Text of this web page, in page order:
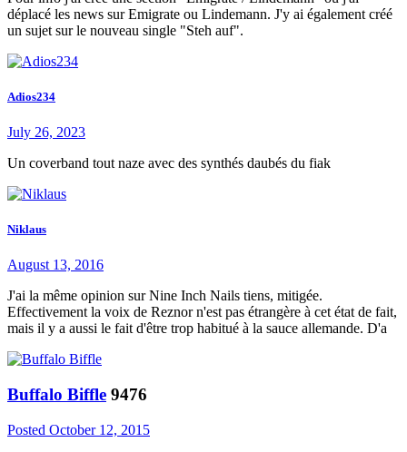
déplacé les news sur Emigrate ou Lindemann. J'y ai également créé
un sujet sur le nouveau single "Steh auf".
Adios234
July 26, 2023
Un coverband tout naze avec des synthés daubés du fiak
Niklaus
August 13, 2016
J'ai la même opinion sur Nine Inch Nails tiens, mitigée.
Effectivement la voix de Reznor n'est pas étrangère à cet état de fait,
mais il y a aussi le fait d'être trop habitué à la sauce allemande. D'a
Buffalo Biffle 9476
Posted October 12, 2015